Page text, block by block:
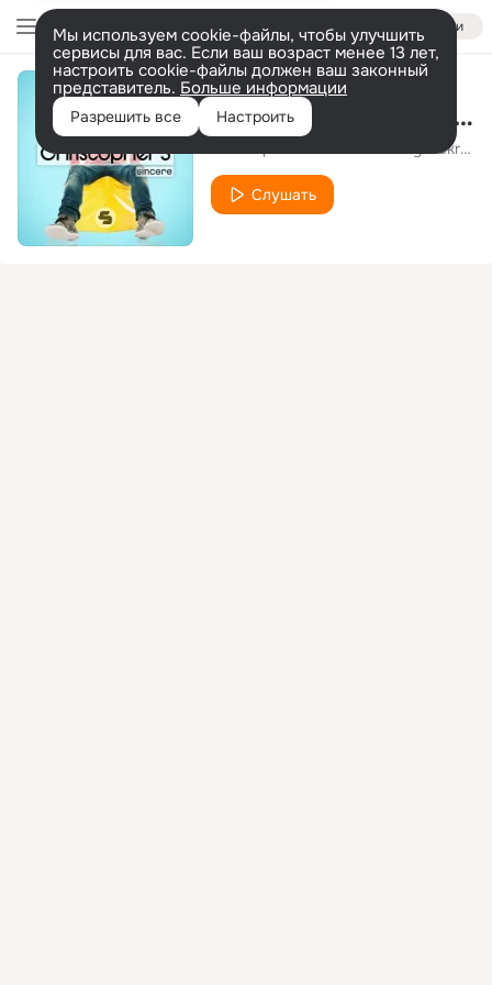
Войти
Мы используем cookie-файлы, чтобы улучшить
сервисы для вас. Если ваш возраст менее 13 лет,
настроить cookie-файлы должен ваш законный
представитель. Больше информации
Разрешить все Настроить Cosmic Girl (Re-Work 2012)
Brian Abeywickreme
Слушать